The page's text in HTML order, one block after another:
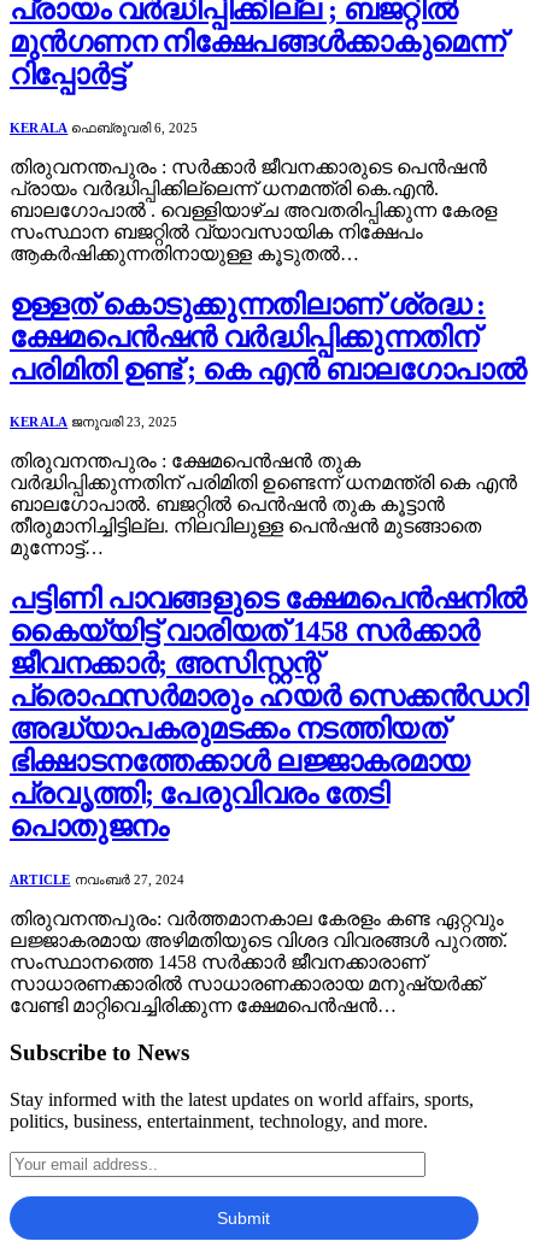
പ്രായം വർദ്ധിപ്പിക്കില്ല ; ബജറ്റിൽ
മുൻഗണന നിക്ഷേപങ്ങൾക്കാകുമെന്ന്
റിപ്പോർട്ട്
KERALA ഫെബ്രുവരി 6, 2025
തിരുവനന്തപുരം : സർക്കാർ ജീവനക്കാരുടെ പെൻഷൻ
പ്രായം വർദ്ധിപ്പിക്കില്ലെന്ന് ധനമന്ത്രി കെ.എൻ.
ബാലഗോപാൽ . വെള്ളിയാഴ്ച അവതരിപ്പിക്കുന്ന കേരള
സംസ്ഥാന ബജറ്റിൽ വ്യാവസായിക നിക്ഷേപം
ആകർഷിക്കുന്നതിനായുള്ള കൂടുതൽ…
ഉള്ളത് കൊടുക്കുന്നതിലാണ് ശ്രദ്ധ :
ക്ഷേമപെൻഷൻ വർദ്ധിപ്പിക്കുന്നതിന്
പരിമിതി ഉണ്ട് ; കെ എൻ ബാലഗോപാൽ
KERALA ജനുവരി 23, 2025
തിരുവനന്തപുരം : ക്ഷേമപെൻഷൻ തുക
വർദ്ധിപ്പിക്കുന്നതിന് പരിമിതി ഉണ്ടെന്ന് ധനമന്ത്രി കെ എൻ
ബാലഗോപാൽ. ബജറ്റിൽ പെൻഷൻ തുക കൂട്ടാൻ
തീരുമാനിച്ചിട്ടില്ല. നിലവിലുള്ള പെൻഷൻ മുടങ്ങാതെ
മുന്നോട്ട്…
പട്ടിണി പാവങ്ങളുടെ ക്ഷേമപെൻഷനിൽ
കൈയ്യിട്ട് വാരിയത് 1458 സർക്കാർ
ജീവനക്കാർ; അസിസ്റ്റന്റ്
പ്രൊഫസർമാരും ഹയർ സെക്കൻഡറി
അദ്ധ്യാപകരുമടക്കം നടത്തിയത്
ഭിക്ഷാടനത്തേക്കാൾ ലജ്ജാകരമായ
പ്രവൃത്തി; പേരുവിവരം തേടി
പൊതുജനം
ARTICLE നവംബർ 27, 2024
തിരുവനന്തപുരം: വർത്തമാനകാല കേരളം കണ്ട ഏറ്റവും
ലജ്ജാകരമായ അഴിമതിയുടെ വിശദ വിവരങ്ങൾ പുറത്ത്.
സംസ്ഥാനത്തെ 1458 സർക്കാർ ജീവനക്കാരാണ്
സാധാരണക്കാരിൽ സാധാരണക്കാരായ മനുഷ്യർക്ക്
വേണ്ടി മാറ്റിവെച്ചിരിക്കുന്ന ക്ഷേമപെൻഷൻ…
Subscribe to News
Stay informed with the latest updates on world affairs, sports,
politics, business, entertainment, technology, and more.